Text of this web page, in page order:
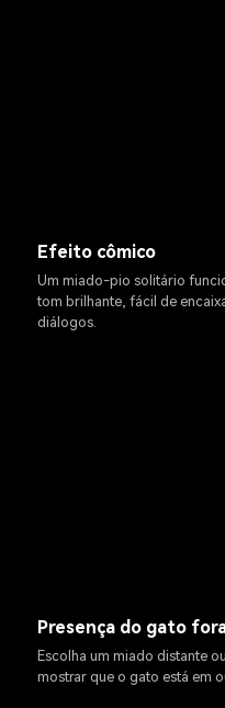
Efeito cômico
Um miado-pio solitário
tom brilhante, fácil de
diálogos.
Presença do gato
Escolha um miado distante
mostrar que o gato está em